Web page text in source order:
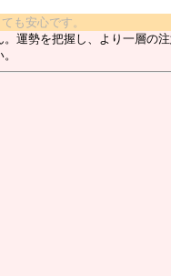
も安心です。
運勢を把握し、より一層の